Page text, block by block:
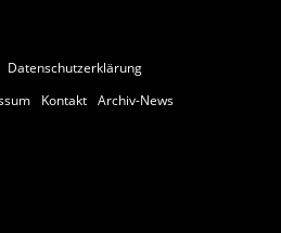
Datenschutzerklärung
Kontakt Archiv-News